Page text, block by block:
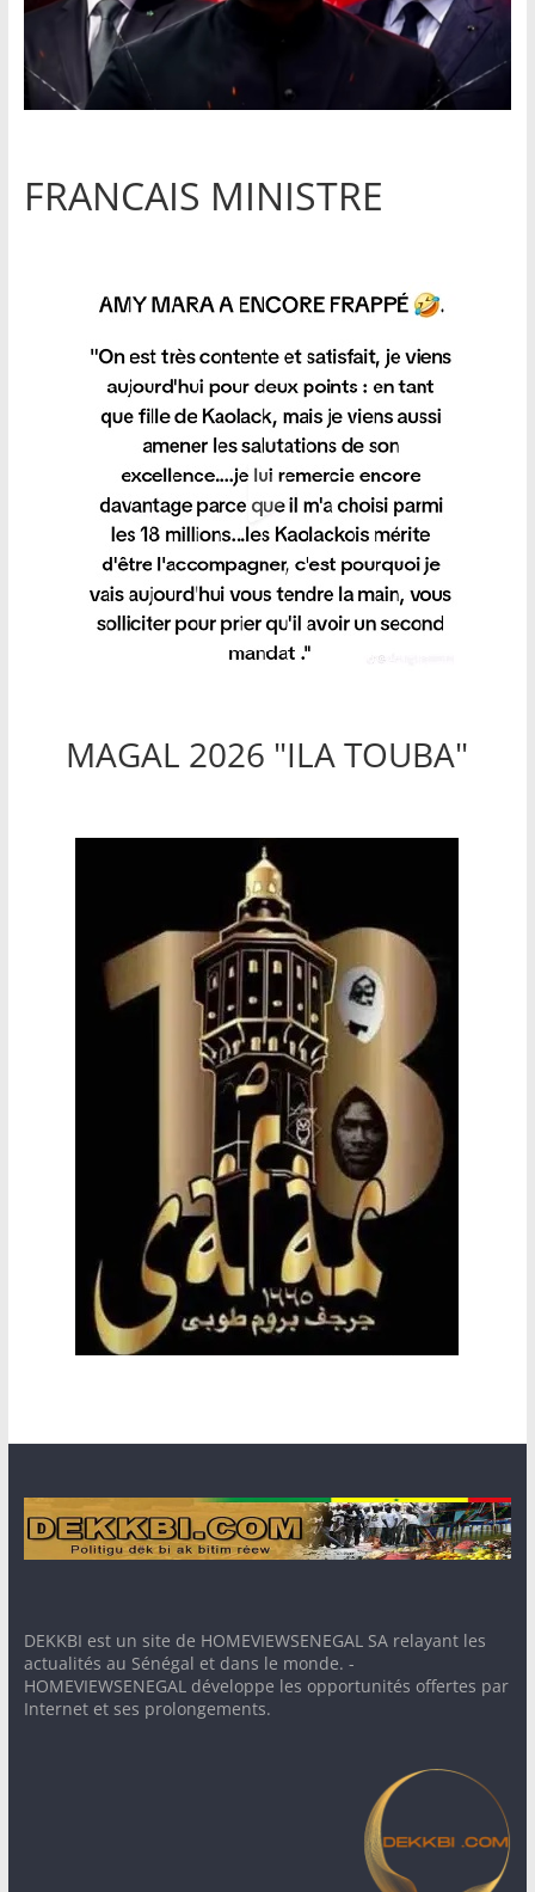
FRANCAIS MINISTRE
MAGAL 2026 "ILA TOUBA"
DEKKBI est un site de HOMEVIEWSENEGAL SA relayant les
actualités au Sénégal et dans le monde. -
HOMEVIEWSENEGAL développe les opportunités offertes par
Internet et ses prolongements.